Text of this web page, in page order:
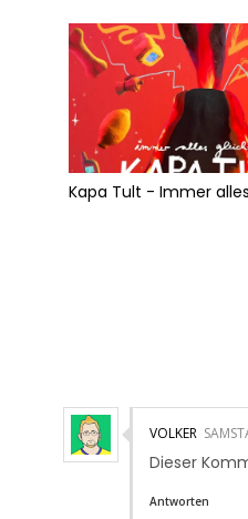
Kapa Tult - Immer
VOLKER
Dieser
Antworten